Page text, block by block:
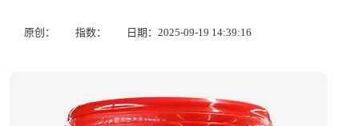
原创： 指数： 日期：2025-09-19 14:39:16